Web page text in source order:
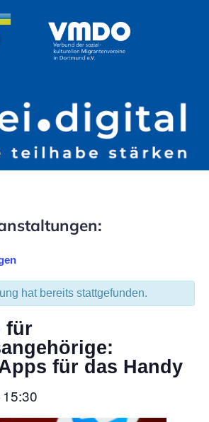
hat bereits stattgefunden.
für
für das Handy
15:30